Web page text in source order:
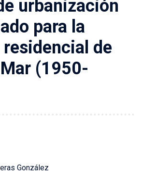
urbanización
para la
de
(1950-
González